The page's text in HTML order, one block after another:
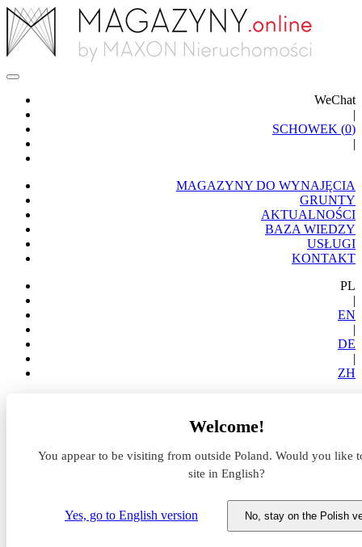
WeChat
|
SCHOWEK (0)
|
MAGAZYNY DO WYNAJĘCIA
GRUNTY
AKTUALNOŚCI
BAZA WIEDZY
USŁUGI
KONTAKT
PL
|
EN
|
DE
|
ZH
Welcome!
You appear to be visiting from outside Poland. Would you like
site in English?
Yes, go to English version No, stay on the Polish
Szybki rozwój e-commerce wymusi zmiany w sektorze
Szybki rozwój e-commerce
wymusi zmiany w sektorze